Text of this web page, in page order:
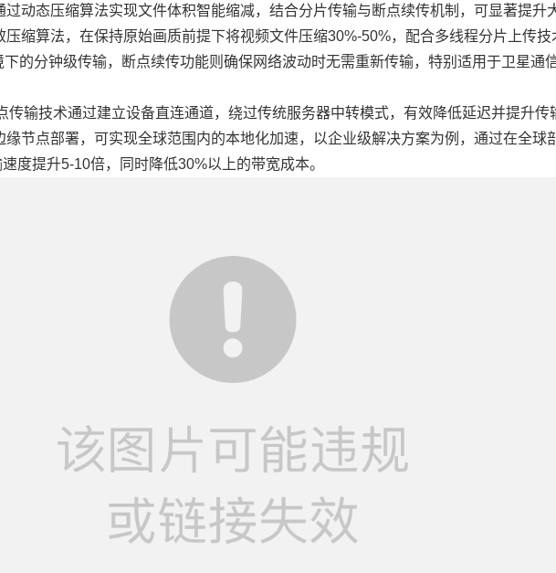
动态压缩算法实现文件体积智能缩减，结合分片传输与断点续传机制，可显著提升
缩算法，在保持原始画质前提下将视频文件压缩30%-50%，配合多线程分片上传技
的分钟级传输，断点续传功能则确保网络波动时无需重新传输，特别适用于卫星通
传输技术通过建立设备直连通道，绕过传统服务器中转模式，有效降低延迟并提升传
节点部署，可实现全球范围内的本地化加速，以企业级解决方案为例，通过在全球
度提升5-10倍，同时降低30%以上的带宽成本。